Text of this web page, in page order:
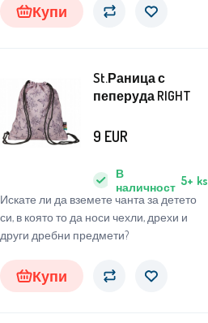
Купи
St.Раница с
пеперуда RIGHT
Искате ли да вземете чанта за детето
си, в която то да носи чехли, дрехи и
други дребни предмети?
В
наличност 5+ ks
9 EUR
Купи